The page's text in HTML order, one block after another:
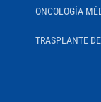
ONCOLOGÍA
TRASPLANTE